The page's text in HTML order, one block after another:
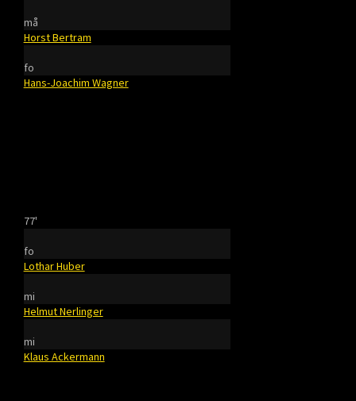
må
Horst Bertram
fo
Hans-Joachim Wagner
77'
fo
Lothar Huber
mi
Helmut Nerlinger
mi
Klaus Ackermann